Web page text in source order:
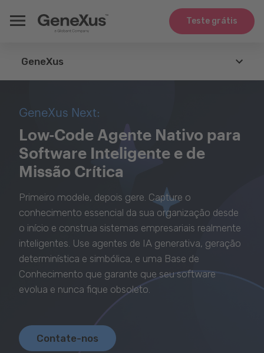
Teste grátis
GeneXus
Tecnologias
Casos de Uso
Whitepapers
Baixar GeneXus
GeneXus Next:
Low-Code Agente Nativo para
Software Inteligente e de
Missão Crítica
Primeiro modele, depois gere. Capture o
conhecimento essencial da sua organização desde
o início e construa sistemas empresariais realmente
inteligentes. Use agentes de IA generativa, geração
determinística e simbólica, e uma Base de
Conhecimento que garante que seu software
evolua e nunca fique obsoleto.
Contate-nos